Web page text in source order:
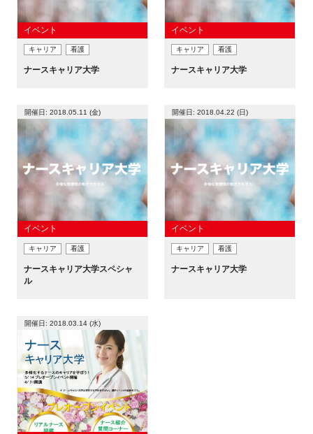
イベント
キャリア 看護
ナースキャリア大学
イベント
キャリア 看護
ナースキャリア大学
開催日: 2018.05.11 (金)
イベント
キャリア 看護
ナースキャリア大学スペシャ
ル
開催日: 2018.04.22 (日)
イベント
キャリア 看護
ナースキャリア大学
開催日: 2018.03.14 (水)